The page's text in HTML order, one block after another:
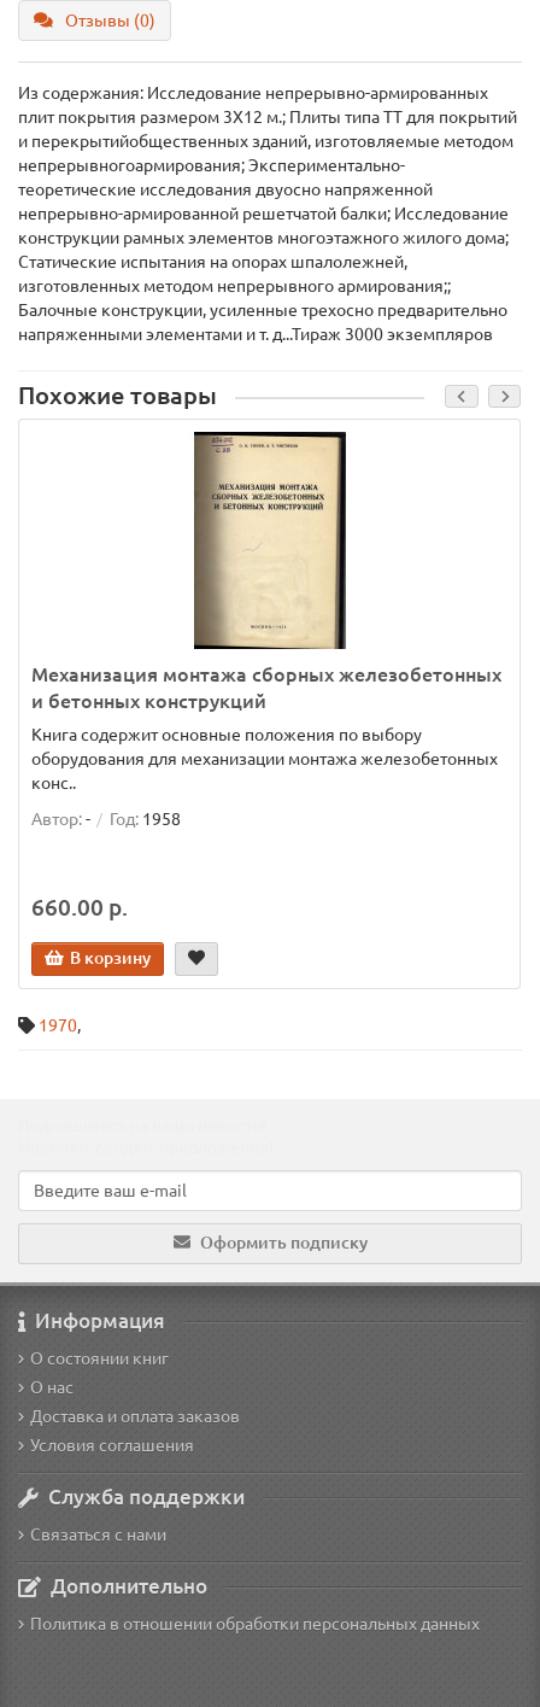
Отзывы (0)
Из содержания: Исследование непрерывно-армированных
плит покрытия размером 3Х12 м.; Плиты типа ТТ для покрытий
и перекрытийобщественных зданий, изготовляемые методом
непрерывногоармирования; Экспериментально-
теоретические исследования двуосно напряженной
непрерывно-армированной решетчатой балки; Исследование
конструкции рамных элементов многоэтажного жилого дома;
Статические испытания на опорах шпалолежней,
изготовленных методом непрерывного армирования;;
Балочные конструкции, усиленные трехосно предварительно
напряженными элементами и т. д...Тираж 3000 экземпляров
Похожие товары
Механизация монтажа сборных железобетонных
и бетонных конструкций
Книга содержит основные положения по выбору
оборудования для механизации монтажа железобетонных
конс..
Автор:- Год: 1958
660.00 р.
В корзину
1970,
Оформить подписку
Информация
О состоянии книг
О нас
Доставка и оплата заказов
Условия соглашения
Служба поддержки
Связаться с нами
Дополнительно
Политика в отношении обработки персональных данных